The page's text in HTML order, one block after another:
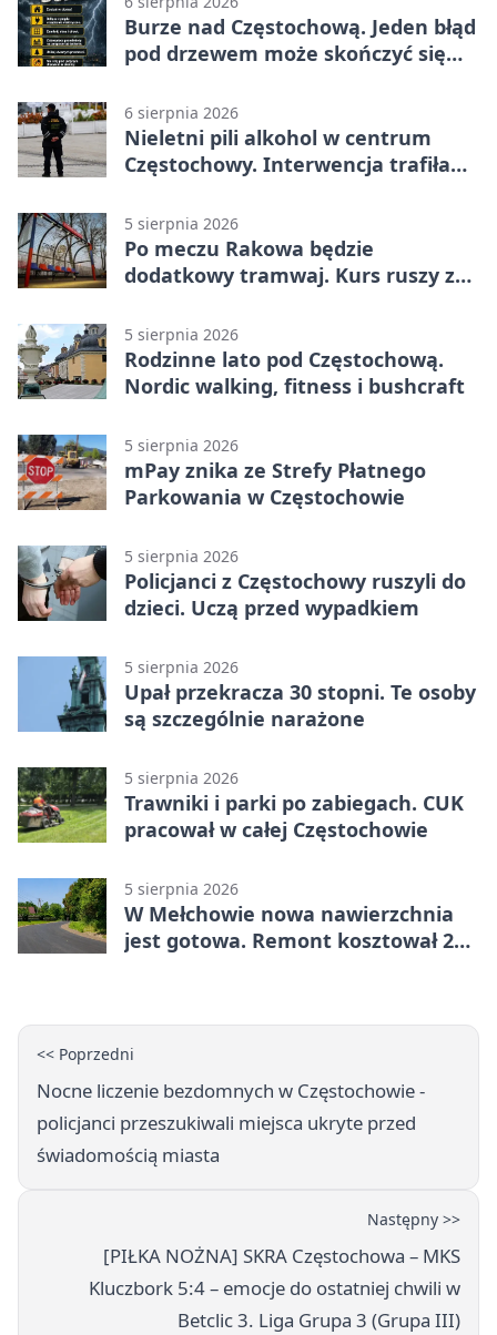
Burze nad Częstochową. Jeden błąd
pod drzewem może skończyć się
6 sierpnia 2026
Nieletni pili alkohol w centrum
Częstochowy. Interwencja trafiła
5 sierpnia 2026
Po meczu Rakowa będzie
dodatkowy tramwaj. Kurs ruszy ze
5 sierpnia 2026
Rodzinne lato pod Częstochową.
Nordic walking, fitness i bushcraft
5 sierpnia 2026
mPay znika ze Strefy Płatnego
Parkowania w Częstochowie
5 sierpnia 2026
Policjanci z Częstochowy ruszyli do
dzieci. Uczą przed wypadkiem
5 sierpnia 2026
Upał przekracza 30 stopni. Te osoby
są szczególnie narażone
5 sierpnia 2026
Trawniki i parki po zabiegach. CUK
pracował w całej Częstochowie
5 sierpnia 2026
W Mełchowie nowa nawierzchnia
jest gotowa. Remont kosztował 222
<< Poprzedni
Nocne liczenie bezdomnych w Częstochowie -
policjanci przeszukiwali miejsca ukryte przed
świadomością miasta
Następny >>
[PIŁKA NOŻNA] SKRA Częstochowa – MKS
Kluczbork 5:4 – emocje do ostatniej chwili w
Betclic 3. Liga Grupa 3 (Grupa III)